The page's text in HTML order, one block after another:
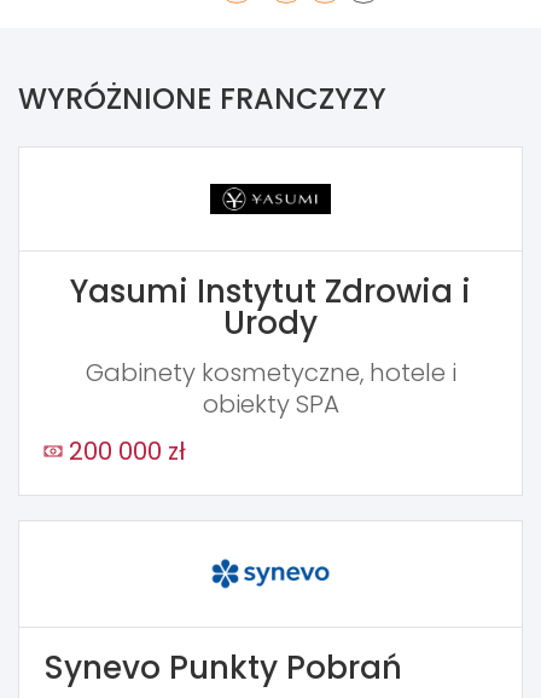
WYRÓŻNIONE FRANCZYZY
Yasumi Instytut Zdrowia i
Urody
Gabinety kosmetyczne, hotele i
obiekty SPA
200 000 zł
Synevo Punkty Pobrań